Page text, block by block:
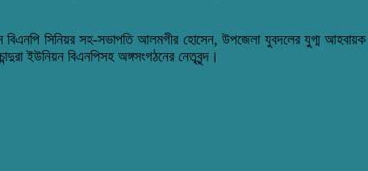
বিএনপি সিনিয়র সহ-সভাপতি আলমগীর হোসেন, উপজেলা যুবদলের যুগ্ম
ইউনিয়ন বিএনপিসহ অঙ্গসংগঠনের নেতৃবৃন্দ।